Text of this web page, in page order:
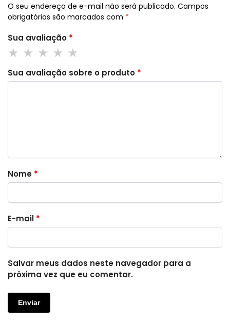
O seu endereço de e-mail não será publicado. Campos
obrigatórios são marcados com *
Sua avaliação *
Sua avaliação sobre o produto *
Nome *
E-mail *
Salvar meus dados neste navegador para a
próxima vez que eu comentar.